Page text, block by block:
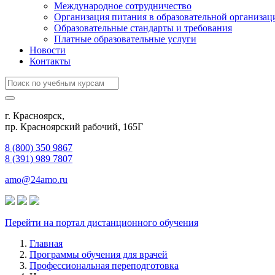
Международное сотрудничество
Организация питания в образовательной
Образовательные стандарты и требования
Платные образовательные услуги
Новости
Контакты
г. Красноярск,
пр. Красноярский рабочий, 165Г
8 (800) 350 9867
8 (391) 989 7807
amo@24amo.ru
Перейти на портал дистанционного обучения
Главная
Программы обучения для врачей
Профессиональная переподготовка